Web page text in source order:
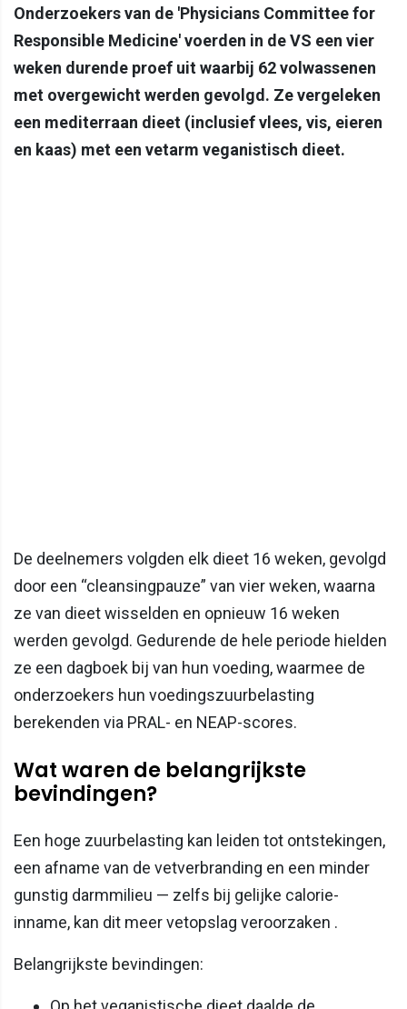
Onderzoekers van de 'Physicians Committee for
Responsible Medicine' voerden in de VS een vier
weken durende proef uit waarbij 62 volwassenen
met overgewicht werden gevolgd. Ze vergeleken
een mediterraan dieet (inclusief vlees, vis, eieren
en kaas) met een vetarm veganistisch dieet.
De deelnemers volgden elk dieet 16 weken, gevolgd
door een “cleansingpauze” van vier weken, waarna
ze van dieet wisselden en opnieuw 16 weken
werden gevolgd. Gedurende de hele periode hielden
ze een dagboek bij van hun voeding, waarmee de
onderzoekers hun voedingszuurbelasting
berekenden via PRAL- en NEAP-scores.
Wat waren de belangrijkste
bevindingen?
Een hoge zuurbelasting kan leiden tot ontstekingen,
een afname van de vetverbranding en een minder
gunstig darmmilieu — zelfs bij gelijke calorie-
inname, kan dit meer vetopslag veroorzaken .
Belangrijkste bevindingen: